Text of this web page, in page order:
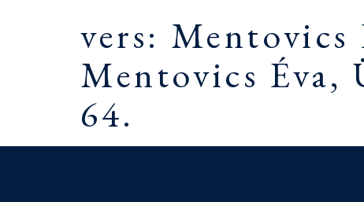
vers: Mentovics
Mentovics Éva,
64.